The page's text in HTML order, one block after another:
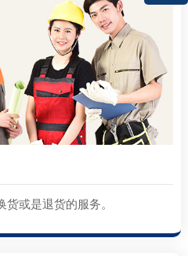
或是退货的服务。